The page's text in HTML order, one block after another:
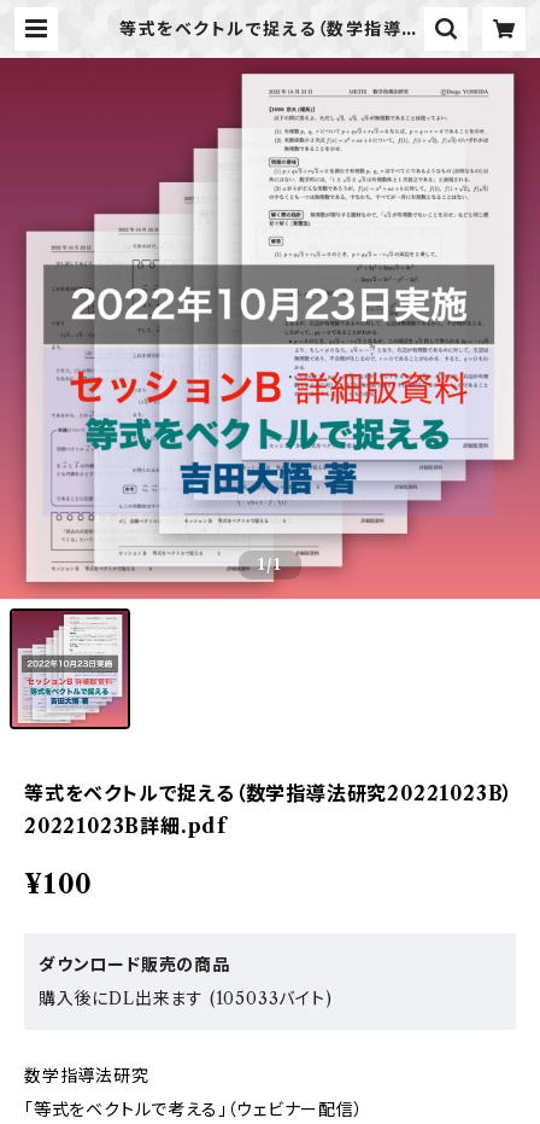
等式をベクトルで捉える（数学指導法
1/1
等式をベクトルで捉える（数学指導法研究20221023B）
20221023B詳細.pdf
¥100
ダウンロード販売の商品
購入後にDL出来ます (105033バイト)
数学指導法研究
「等式をベクトルで考える」（ウェビナー配信）